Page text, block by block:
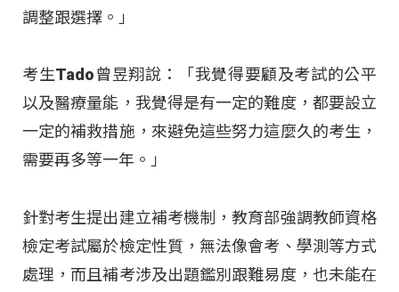
調整跟選擇。」
考生Tado曾昱翔說：「我覺得要顧及考試的公平
以及醫療量能，我覺得是有一定的難度，都要設立
一定的補救措施，來避免這些努力這麼久的考生，
需要再多等一年。」
針對考生提出建立補考機制，教育部強調教師資格
檢定考試屬於檢定性質，無法像會考、學測等方式
處理，而且補考涉及出題鑑別跟難易度，也未能在